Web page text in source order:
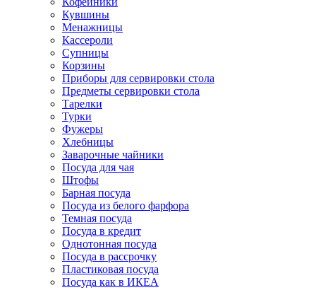
Кувшины
Менажницы
Кассероли
Супницы
Корзины
Приборы для сервировки стола
Предметы сервировки стола
Тарелки
Турки
Фужеры
Хлебницы
Заварочные чайники
Посуда для чая
Штофы
Барная посуда
Посуда из белого фарфора
Темная посуда
Посуда в кредит
Однотонная посуда
Посуда в рассрочку
Пластиковая посуда
Посуда как в ИКЕА